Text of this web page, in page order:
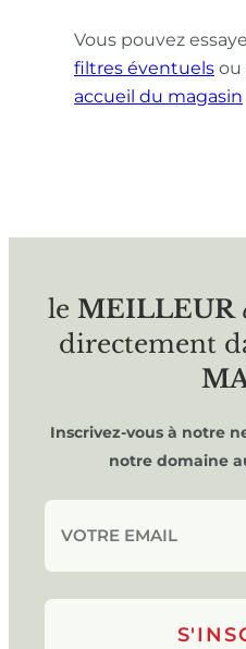
Vous pouvez
filtres éventuels ou
accueil du magasin
le MEILLEUR
directement
Inscrivez-vous à notre
notre domaine